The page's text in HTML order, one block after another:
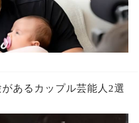
あるカップル芸能人2選